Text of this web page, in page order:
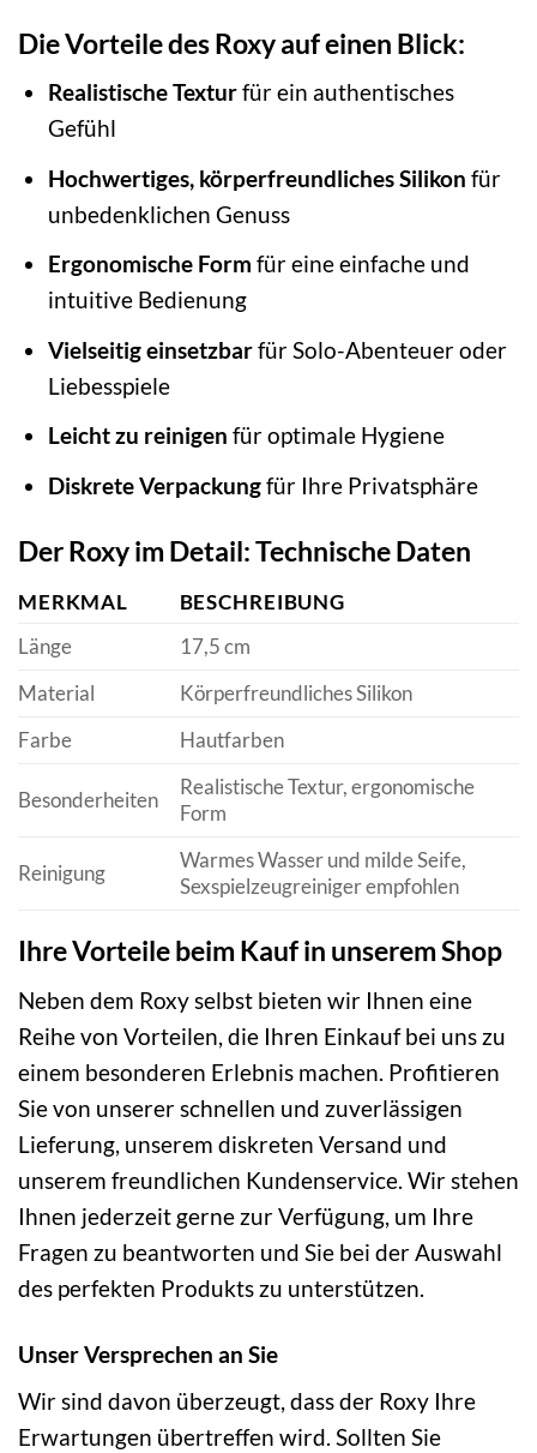
Die Vorteile des Roxy auf einen Blick:
Realistische Texturfür ein authentisches
Gefühl
Hochwertiges, körperfreundliches Silikon für
unbedenklichen Genuss
Ergonomische Form für eine einfache und
intuitive Bedienung
Vielseitig einsetzbarfür Solo-Abenteuer oder
Liebesspiele
Leicht zu reinigen für optimale Hygiene
Diskrete Verpackungfür Ihre Privatsphäre
Der Roxy im Detail: Technische Daten
MERKMAL
BESCHREIBUNG
Länge
17,5 cm
Material
Körperfreundliches Silikon
Farbe
Hautfarben
Besonderheiten
Realistische Textur, ergonomische
Form
Reinigung
Warmes Wasser und milde Seife,
Sexspielzeugreiniger empfohlen
Ihre Vorteile beim Kauf in unserem Shop
Neben dem Roxy selbst bieten wir Ihnen eine
Reihe von Vorteilen, die Ihren Einkauf bei uns zu
einem besonderen Erlebnis machen. Profitieren
Sie von unserer schnellen und zuverlässigen
Lieferung, unserem diskreten Versand und
unserem freundlichen Kundenservice. Wir stehen
Ihnen jederzeit gerne zur Verfügung, um Ihre
Fragen zu beantworten und Sie bei der Auswahl
des perfekten Produkts zu unterstützen.
Unser Versprechen an Sie
Wir sind davon überzeugt, dass der Roxy Ihre
Erwartungen übertreffen wird. Sollten Sie